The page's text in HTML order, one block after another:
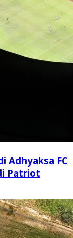
Adhyaksa FC
Patriot